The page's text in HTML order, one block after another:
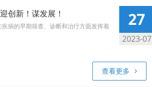
创新！谋发展！
病的早期筛查、诊断和治疗方面发挥着
27
2023-07
查看更多